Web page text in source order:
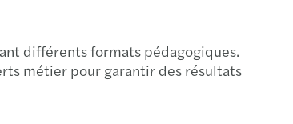
différents formats pédagogiques.
métier pour garantir des résultats